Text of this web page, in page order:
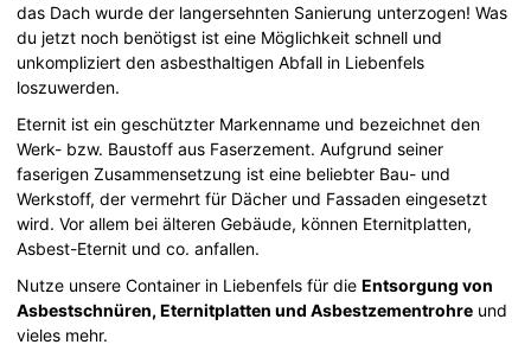
das Dach wurde der langersehnten Sanierung unterzogen! Was
du jetzt noch benötigst ist eine Möglichkeit schnell und
unkompliziert den asbesthaltigen Abfall in Liebenfels
loszuwerden.
Eternit ist ein geschützter Markenname und bezeichnet den
Werk- bzw. Baustoff aus Faserzement. Aufgrund seiner
faserigen Zusammensetzung ist eine beliebter Bau- und
Werkstoff, der vermehrt für Dächer und Fassaden eingesetzt
wird. Vor allem bei älteren Gebäude, können Eternitplatten,
Asbest-Eternit und co. anfallen.
Nutze unsere Container in Liebenfels für dieEntsorgung von
Asbestschnüren, Eternitplatten und Asbestzementrohre und
vieles mehr.